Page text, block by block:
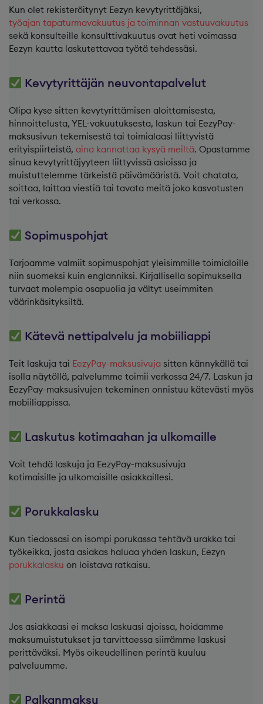
Kun olet rekisteröitynyt Eezyn kevytyrittäjäksi,
työajan tapaturmavakuutus ja toiminnan vastuuvakuutus
sekä konsulteille konsulttivakuutus ovat heti voimassa
Eezyn kautta laskutettavaa työtä tehdessäsi.
Kevytyrittäjän neuvontapalvelut
Olipa kyse sitten kevytyrittämisen aloittamisesta,
hinnoittelusta, YEL-vakuutuksesta, laskun tai EezyPay-
maksusivun tekemisestä tai toimialaasi liittyvistä
erityispiirteistä, aina kannattaa kysyä meiltä. Opastamme
sinua kevytyrittäjyyteen liittyvissä asioissa ja
muistuttelemme tärkeistä päivämääristä. Voit chatata,
soittaa, laittaa viestiä tai tavata meitä joko kasvotusten
tai verkossa.
Sopimuspohjat
Tarjoamme valmiit sopimuspohjat yleisimmille toimialoille
niin suomeksi kuin englanniksi. Kirjallisella sopimuksella
turvaat molempia osapuolia ja vältyt useimmiten
väärinkäsityksiltä.
Kätevä nettipalvelu ja mobiiliappi
Teit laskuja tai EezyPay-maksusivuja sitten kännykällä tai
isolla näytöllä, palvelumme toimii verkossa 24/7. Laskun ja
EezyPay-maksusivujen tekeminen onnistuu kätevästi myös
mobiiliappissa.
Laskutus kotimaahan ja ulkomaille
Voit tehdä laskuja ja EezyPay-maksusivuja
kotimaisille ja ulkomaisille asiakkaillesi.
Porukkalasku
Kun tiedossasi on isompi porukassa tehtävä urakka tai
työkeikka, josta asiakas haluaa yhden laskun, Eezyn
porukkalasku on loistava ratkaisu.
Perintä
Jos asiakkaasi ei maksa laskuasi ajoissa, hoidamme
maksumuistutukset ja tarvittaessa siirrämme laskusi
perittäväksi. Myös oikeudellinen perintä kuuluu
palveluumme.
Palkanmaksu